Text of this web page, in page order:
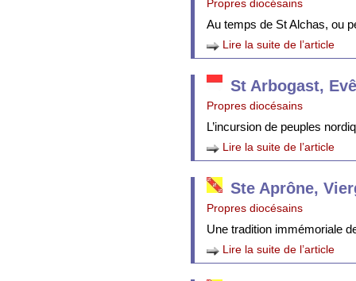
Propres diocésains
Au temps de St Alchas, ou
Lire la suite de l’article
St Arbogast,
Propres diocésains
L’incursion de peuples
Lire la suite de l’article
Ste Aprône,
Propres diocésains
Une tradition immémoriale
Lire la suite de l’article